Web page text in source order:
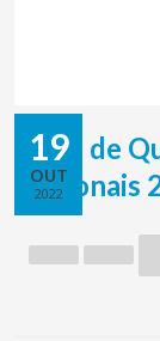
19
OUT
2022
Selos de
Nacionais